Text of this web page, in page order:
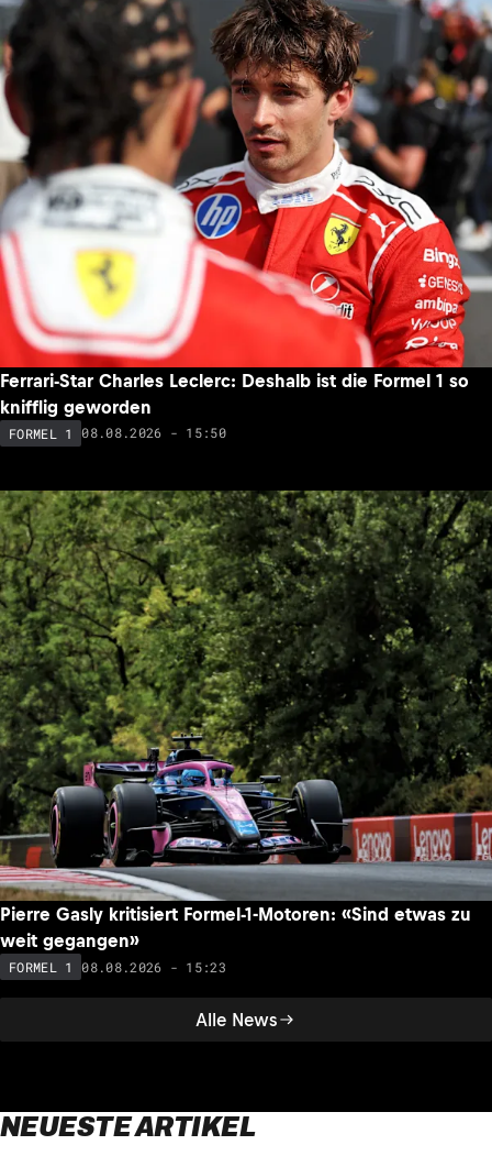
Alle News
Ferrari-Star Charles Leclerc: Deshalb ist die Formel 1 so
knifflig geworden
FORMEL 1 08.08.2026 - 15:50
Pierre Gasly kritisiert Formel-1-Motoren: «Sind etwas zu
weit gegangen»
FORMEL 1 08.08.2026 - 15:23
NEUESTE ARTIKEL